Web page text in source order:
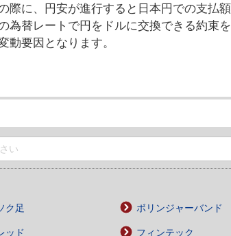
際に、円安が進行すると日本円での支払
為替レートで円をドルに交換できる約束
動要因となります。
ク足 ボリンジャーバンド
ッド フィンテック